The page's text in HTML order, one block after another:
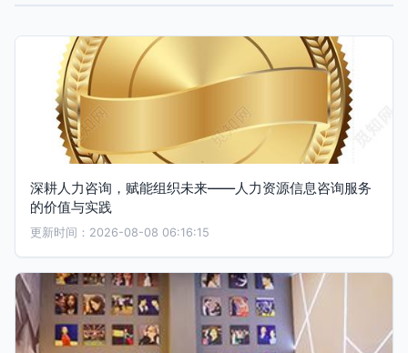
深耕人力咨询，赋能组织未来——人力资源信息咨询服务
的价值与实践
更新时间：2026-08-08 06:16:15